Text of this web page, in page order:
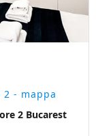
2 - mappa
2 Bucarest